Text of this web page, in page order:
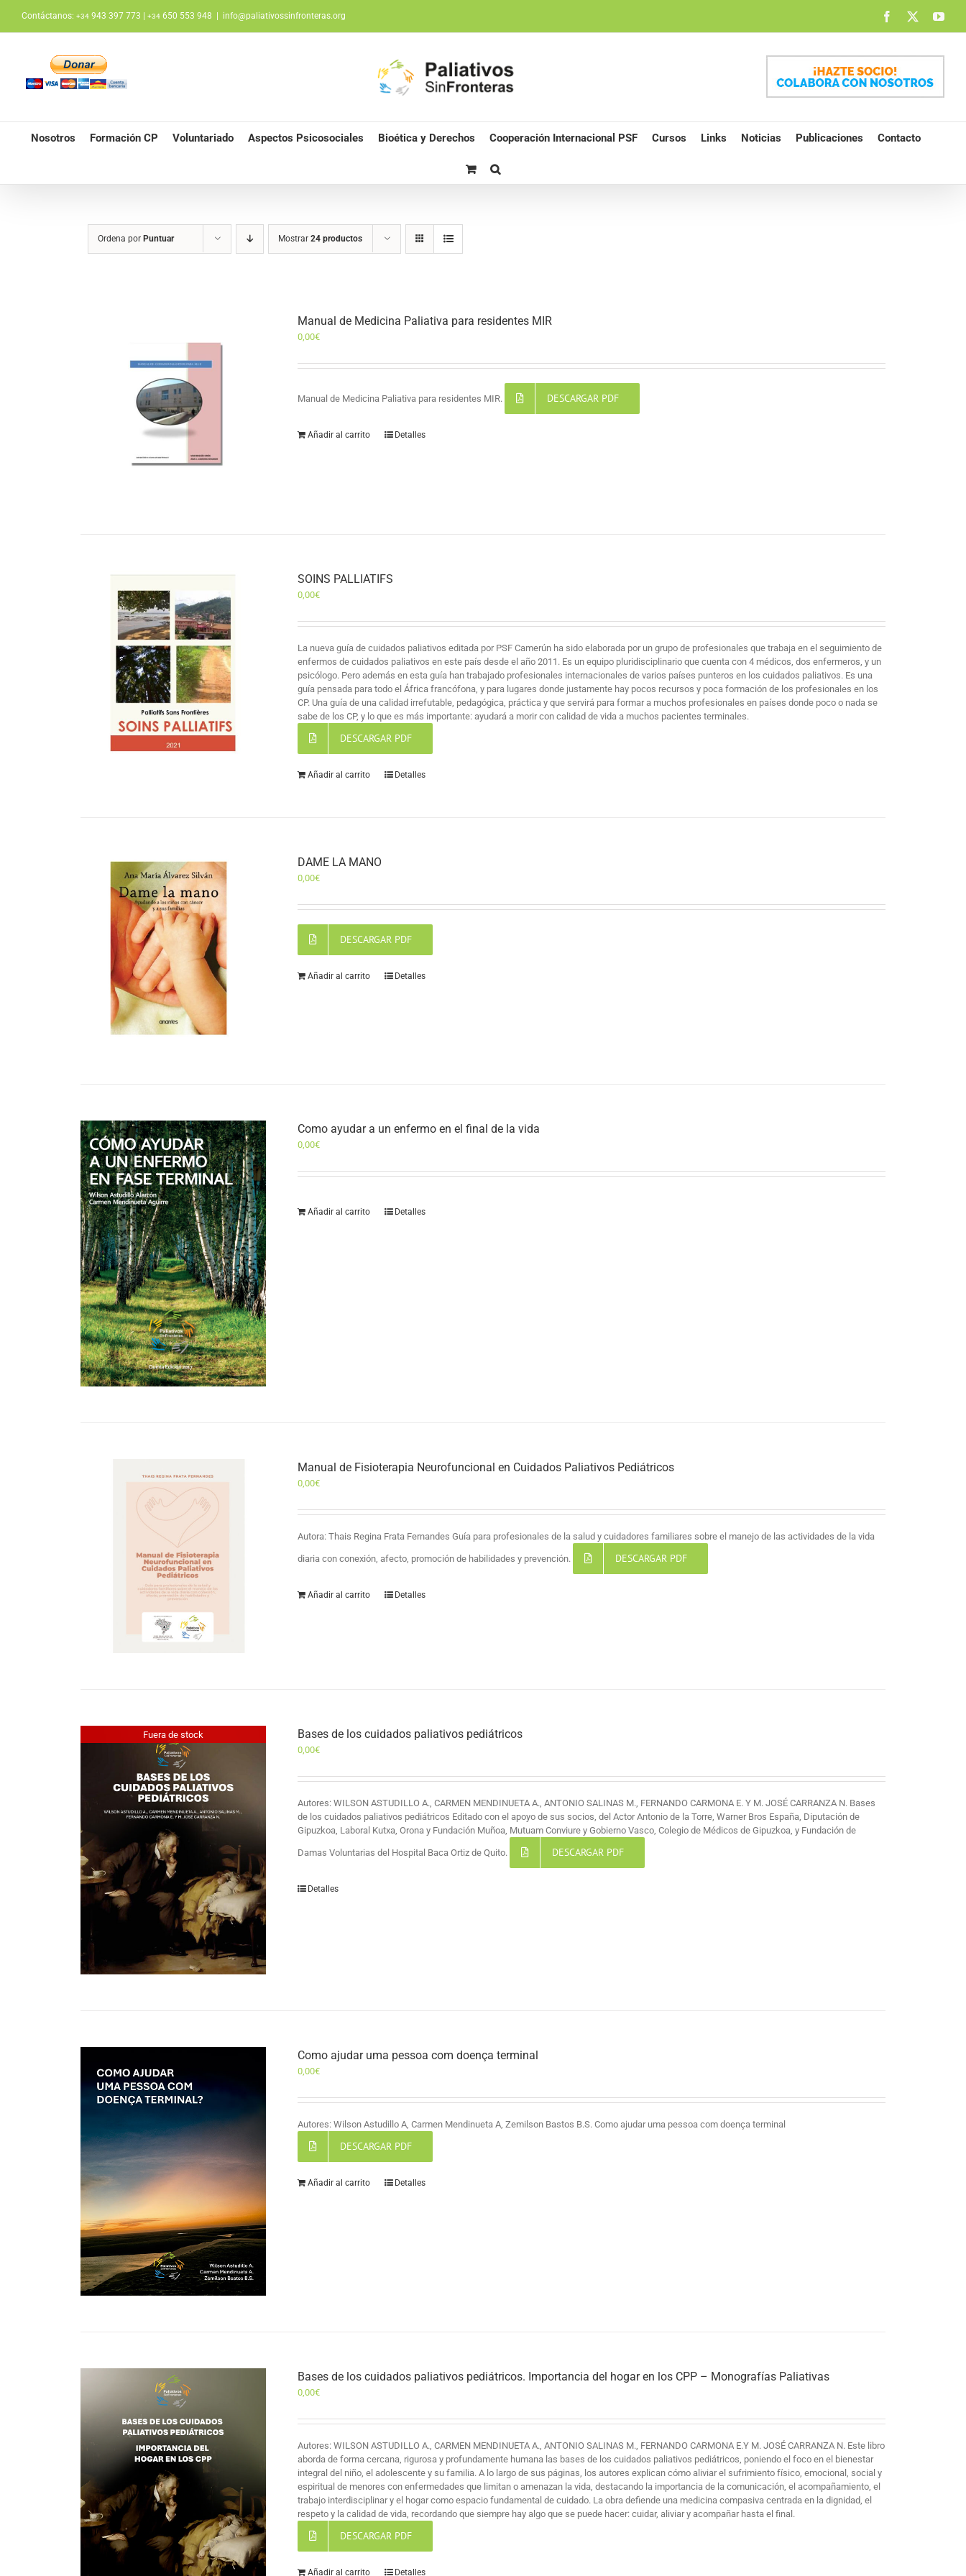
contenido
Contáctanos: +34 943 397 773 | +34 650 553 948 info@paliativossinfronteras.org Facebook
Nosotros Formación CP Voluntariado Aspectos Psicosociales Bioética y Derechos Cooperación Internacional PSF Cursos Links Noticias Publicaciones Contacto
Ordena por Puntuar Mostrar 24 productos
Manual de Medicina Paliativa para residentes MIR
0,00€
Manual de Medicina Paliativa para residentes MIR. DESCARGAR PDF
Añadir al carrito Detalles
SOINS PALLIATIFS
0,00€
La nueva guía de cuidados paliativos editada por PSF Camerún ha sido elaborada por un grupo de profesionales que trabaja en el seguimiento de
enfermos de cuidados paliativos en este país desde el año 2011. Es un equipo pluridisciplinario que cuenta con 4 médicos, dos enfermeros, y un
psicólogo. Pero además en esta guía han trabajado profesionales internacionales de varios países punteros en los cuidados paliativos. Es una
guía pensada para todo el África francófona, y para lugares donde justamente hay pocos recursos y poca formación de los profesionales en los
CP. Una guía de una calidad irrefutable, pedagógica, práctica y que servirá para formar a muchos profesionales en países donde poco o nada se
sabe de los CP, y lo que es más importante: ayudará a morir con calidad de vida a muchos pacientes terminales.
DESCARGAR PDF
Añadir al carrito Detalles
DAME LA MANO
0,00€
DESCARGAR PDF
Añadir al carrito Detalles
Como ayudar a un enfermo en el final de la vida
0,00€
Añadir al carrito Detalles
Manual de Fisioterapia Neurofuncional en Cuidados Paliativos Pediátricos
0,00€
Autora: Thais Regina Frata Fernandes Guía para profesionales de la salud y cuidadores familiares sobre el manejo de las actividades de la vida
diaria con conexión, afecto, promoción de habilidades y prevención. DESCARGAR PDF
Añadir al carrito Detalles
Fuera de stock Bases de los cuidados paliativos pediátricos
0,00€
Autores: WILSON ASTUDILLO A., CARMEN MENDINUETA A., ANTONIO SALINAS M., FERNANDO CARMONA E. Y M. JOSÉ CARRANZA N. Bases
de los cuidados paliativos pediátricos Editado con el apoyo de sus socios, del Actor Antonio de la Torre, Warner Bros España, Diputación de
Gipuzkoa, Laboral Kutxa, Orona y Fundación Muñoa, Mutuam Conviure y Gobierno Vasco, Colegio de Médicos de Gipuzkoa, y Fundación de
Damas Voluntarias del Hospital Baca Ortiz de Quito. DESCARGAR PDF
Detalles
Como ajudar uma pessoa com doença terminal
0,00€
Autores: Wilson Astudillo A, Carmen Mendinueta A, Zemilson Bastos B.S. Como ajudar uma pessoa com doença terminal
DESCARGAR PDF
Añadir al carrito Detalles
Bases de los cuidados paliativos pediátricos. Importancia del hogar en los CPP – Monografías Paliativas
0,00€
Autores: WILSON ASTUDILLO A., CARMEN MENDINUETA A., ANTONIO SALINAS M., FERNANDO CARMONA E.Y M. JOSÉ CARRANZA N. Este libro
aborda de forma cercana, rigurosa y profundamente humana las bases de los cuidados paliativos pediátricos, poniendo el foco en el bienestar
integral del niño, el adolescente y su familia. A lo largo de sus páginas, los autores explican cómo aliviar el sufrimiento físico, emocional, social y
espiritual de menores con enfermedades que limitan o amenazan la vida, destacando la importancia de la comunicación, el acompañamiento, el
trabajo interdisciplinar y el hogar como espacio fundamental de cuidado. La obra defiende una medicina compasiva centrada en la dignidad, el
respeto y la calidad de vida, recordando que siempre hay algo que se puede hacer: cuidar, aliviar y acompañar hasta el final.
DESCARGAR PDF
Añadir al carrito Detalles